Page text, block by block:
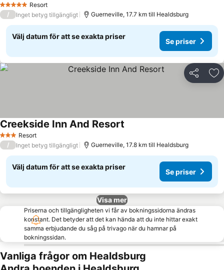
5 Stjärnor Resort
/ Inget betyg tillgängligt Guerneville, 17.7 km till Healdsburg
Välj datum för att se exakta priser
Se priser
Dela
3 StjärnorResort
Creekside Inn And Resort
/ Inget betyg tillgängligt Guerneville, 17.8 km till Healdsburg
Välj datum för att se exakta priser
Se priser
Visa mer
Priserna och tillgängligheten vi får av bokningssidorna ändras
konstant. Det betyder att det kan hända att du inte hittar exakt
samma erbjudande du såg på trivago när du hamnar på
bokningssidan.
Vanliga frågor om Healdsburg